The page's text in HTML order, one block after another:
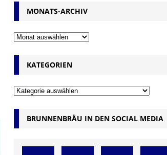
MONATS-ARCHIV
KATEGORIEN
BRUNNENBRÄU IN DEN SOCIAL MEDIA